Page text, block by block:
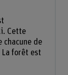
Cette
chacune de
La forêt est